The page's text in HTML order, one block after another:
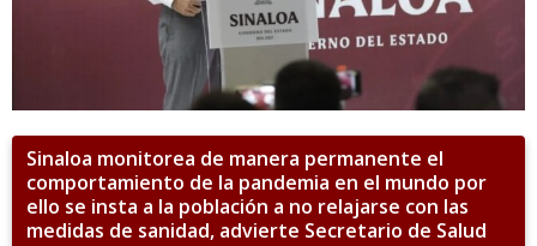
Sinaloa monitorea de manera permanente el
comportamiento de la pandemia en el mundo por
ello se insta a la población a no relajarse con las
medidas de sanidad, advierte Secretario de Salud